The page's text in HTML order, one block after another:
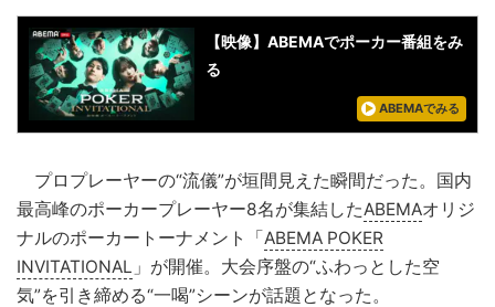
【映像】ABEMAでポーカー番組をみ
る
ABEMAでみる
プロプレーヤーの“流儀”が垣間見えた瞬間だった。国内
最高峰のポーカープレーヤー8名が集結したABEMAオリジ
ナルのポーカートーナメント「ABEMA POKER
INVITATIONAL 」が開催。大会序盤の“ふわっとした空
気”を引き締める“一喝”シーンが話題となった。